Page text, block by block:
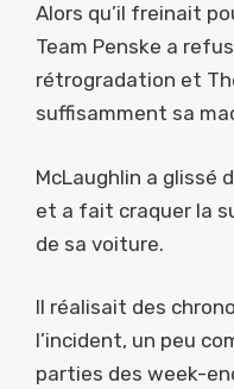
Alors qu’il freinait
Team Penske a
rétrogradation et
suffisamment sa
McLaughlin a glissé
et a fait craquer la
de sa voiture.
Il réalisait des
l’incident, un peu
parties des week-